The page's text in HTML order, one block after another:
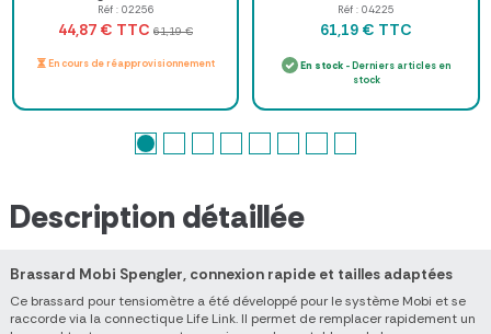
Réf : 02256
44,87 € TTC 61,19 €
En cours de réapprovisionnement
Réf : 04225
61,19 € TTC
En stock - Derniers articles en
stock
Description détaillée
Brassard Mobi Spengler, connexion rapide et tailles adaptées
Ce brassard pour tensiomètre a été développé pour le système Mobi et se
raccorde via la connectique Life Link. Il permet de remplacer rapidement un